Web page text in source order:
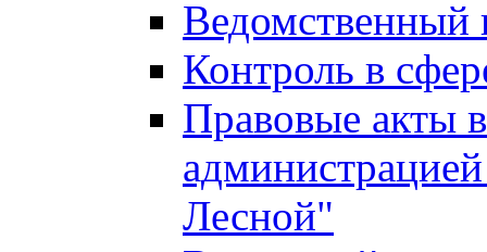
Ведомственный
Контроль в
Правовые акты
Лесной"